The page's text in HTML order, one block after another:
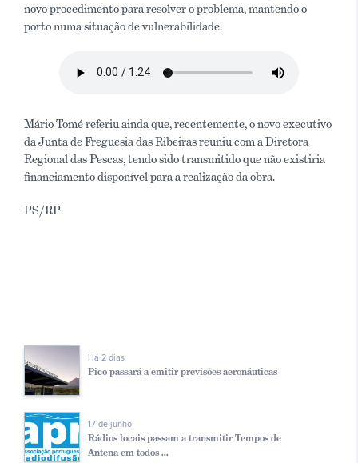
novo procedimento para resolver o problema, mantendo o
porto numa situação de vulnerabilidade.
Mário Tomé referiu ainda que, recentemente, o novo executivo
da Junta de Freguesia das Ribeiras reuniu com a Diretora
Regional das Pescas, tendo sido transmitido que não existiria
financiamento disponível para a realização da obra.
PS/RP
Há 2 dias
Pico passará a emitir previsões aeronáuticas
17 de junho
Rádios locais passam a transmitir Tempos de
Antena em todos ...